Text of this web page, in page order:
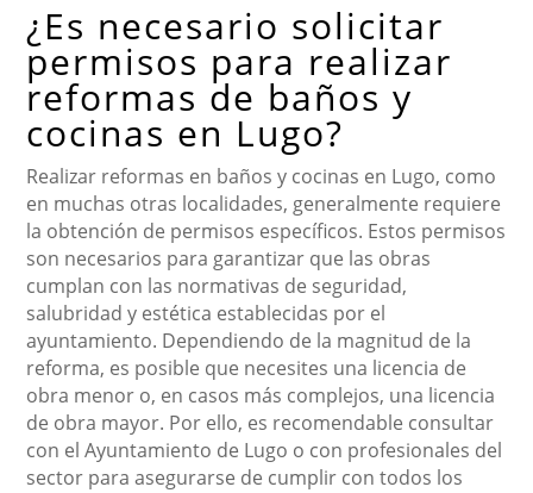
¿Es necesario solicitar
permisos para realizar
reformas de baños y
cocinas en Lugo?
Realizar reformas en baños y cocinas en Lugo, como
en muchas otras localidades, generalmente requiere
la obtención de permisos específicos. Estos permisos
son necesarios para garantizar que las obras
cumplan con las normativas de seguridad,
salubridad y estética establecidas por el
ayuntamiento. Dependiendo de la magnitud de la
reforma, es posible que necesites una licencia de
obra menor o, en casos más complejos, una licencia
de obra mayor. Por ello, es recomendable consultar
con el Ayuntamiento de Lugo o con profesionales del
sector para asegurarse de cumplir con todos los